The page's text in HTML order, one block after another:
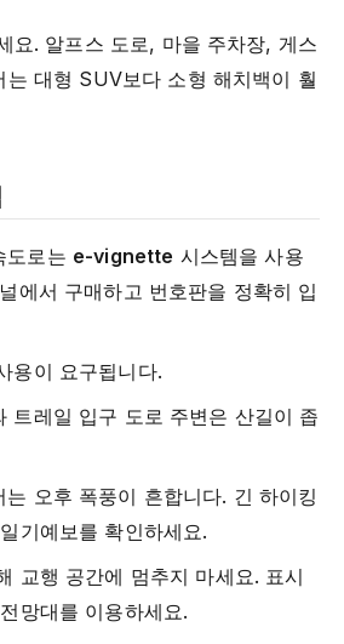
요. 알프스 도로, 마을 주차장, 게스
는 대형 SUV보다 소형 해치백이 훨
도로는 e-vignette 시스템을 사용
에서 구매하고 번호판을 정확히 입
용이 요구됩니다.
트레일 입구 도로 주변은 산길이 좁
는 오후 폭풍이 흔합니다. 긴 하이킹
기예보를 확인하세요.
교행 공간에 멈추지 마세요. 표시
망대를 이용하세요.